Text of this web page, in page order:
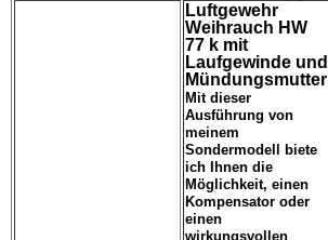
Luftgewehr
Weihrauch HW
77 k mit
Laufgewinde und
Mündungsmutter
Mit dieser
Ausführung von
meinem
Sondermodell biete
ich Ihnen die
Möglichkeit, einen
Kompensator oder
einen
wirkungsvollen